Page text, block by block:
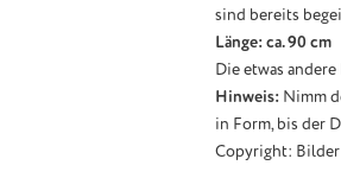
sind bereits
Länge: ca. 90 cm
Die etwas
Hinweis:Nimm
in Form, bis der
Copyright: